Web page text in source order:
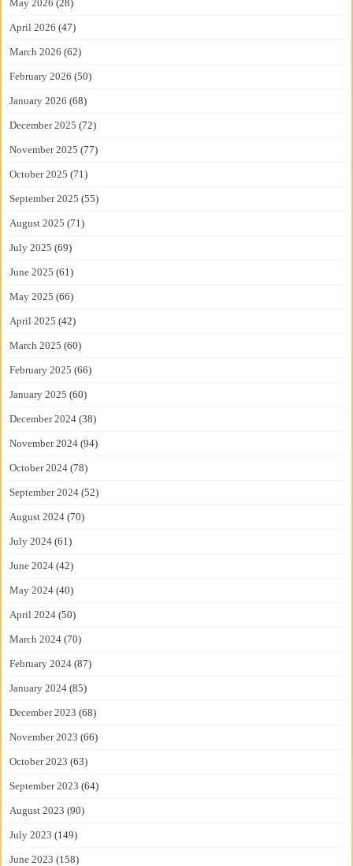
May 2026 (28)
April 2026 (47)
March 2026 (62)
February 2026 (50)
January 2026 (68)
December 2025 (72)
November 2025 (77)
October 2025 (71)
September 2025 (55)
August 2025 (71)
July 2025 (69)
June 2025 (61)
May 2025 (66)
April 2025 (42)
March 2025 (60)
February 2025 (66)
January 2025 (60)
December 2024 (38)
November 2024 (94)
October 2024 (78)
September 2024 (52)
August 2024 (70)
July 2024 (61)
June 2024 (42)
May 2024 (40)
April 2024 (50)
March 2024 (70)
February 2024 (87)
January 2024 (85)
December 2023 (68)
November 2023 (66)
October 2023 (63)
September 2023 (64)
August 2023 (90)
July 2023 (149)
June 2023 (158)